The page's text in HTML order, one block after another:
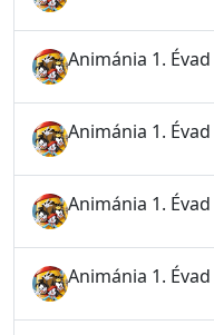
Animánia 1.
Animánia 1.
Animánia 1.
Animánia 1.